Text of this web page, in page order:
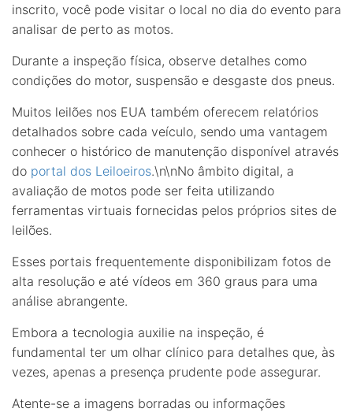
inscrito, você pode visitar o local no dia do evento para
analisar de perto as motos.
Durante a inspeção física, observe detalhes como
condições do motor, suspensão e desgaste dos pneus.
Muitos leilões nos EUA também oferecem relatórios
detalhados sobre cada veículo, sendo uma vantagem
conhecer o histórico de manutenção disponível através
do portal dos Leiloeiros.\n\nNo âmbito digital, a
avaliação de motos pode ser feita utilizando
ferramentas virtuais fornecidas pelos próprios sites de
leilões.
Esses portais frequentemente disponibilizam fotos de
alta resolução e até vídeos em 360 graus para uma
análise abrangente.
Embora a tecnologia auxilie na inspeção, é
fundamental ter um olhar clínico para detalhes que, às
vezes, apenas a presença prudente pode assegurar.
Atente-se a imagens borradas ou informações